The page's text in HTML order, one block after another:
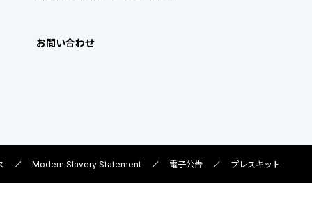
お問い合わせ
Modern Slavery Statement 電子公告 プレスキット